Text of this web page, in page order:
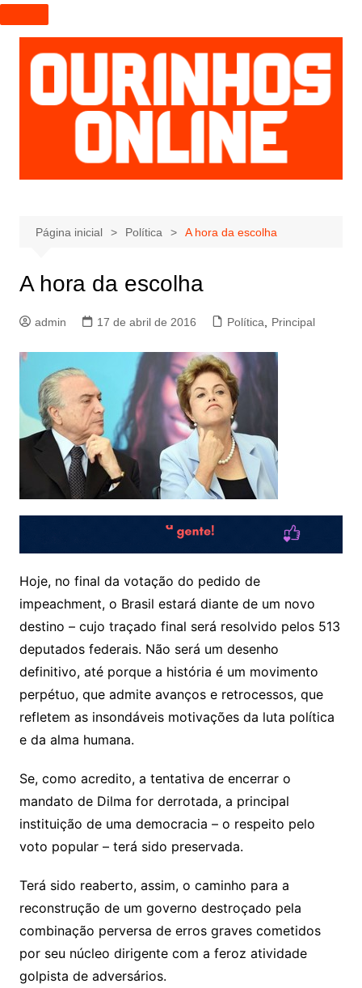
I
r
p
a
r
a
e
o
Página inicial Política A hora da escolha
A hora da escolha
admin 17 de abril de 2016 Política Principal
Hoje, no final da votação do pedido de
impeachment, o Brasil estará diante de um novo
destino – cujo traçado final será resolvido pelos 513
deputados federais. Não será um desenho
definitivo, até porque a história é um movimento
perpétuo, que admite avanços e retrocessos, que
refletem as insondáveis motivações da luta política
e da alma humana.
Se, como acredito, a tentativa de encerrar o
mandato de Dilma for derrotada, a principal
instituição de uma democracia – o respeito pelo
voto popular – terá sido preservada.
Terá sido reaberto, assim, o caminho para a
reconstrução de um governo destroçado pela
combinação perversa de erros graves cometidos
por seu núcleo dirigente com a feroz atividade
golpista de adversários.